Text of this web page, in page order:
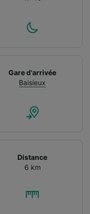
Gare d'arrivée
Baisieux
Distance
6 km